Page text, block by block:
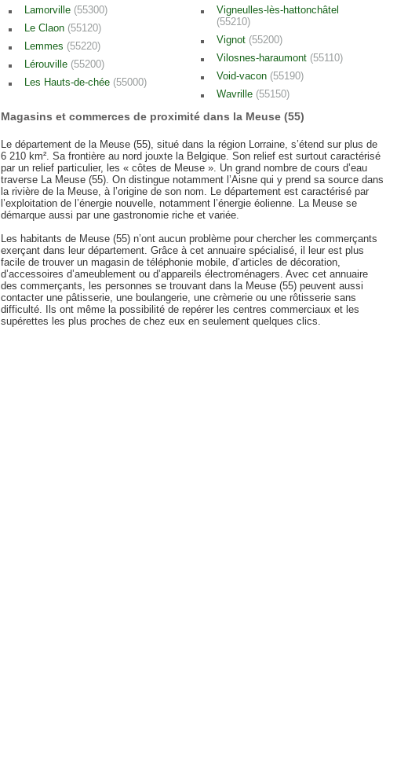
Lamorville (55300)
Le Claon (55120)
Lemmes (55220)
Lérouville (55200)
Les Hauts-de-chée (55000)
Vigneulles-lès-hattonchâtel
(55210)
Vignot (55200)
Vilosnes-haraumont (55110)
Void-vacon (55190)
Wavrille (55150)
Magasins et commerces de proximité dans la Meuse (55)
Le département de la Meuse (55), situé dans la région Lorraine, s’étend sur plus de
6 210 km². Sa frontière au nord jouxte la Belgique. Son relief est surtout caractérisé
par un relief particulier, les « côtes de Meuse ». Un grand nombre de cours d’eau
traverse La Meuse (55). On distingue notamment l’Aisne qui y prend sa source dans
la rivière de la Meuse, à l’origine de son nom. Le département est caractérisé par
l’exploitation de l’énergie nouvelle, notamment l’énergie éolienne. La Meuse se
démarque aussi par une gastronomie riche et variée.
Les habitants de Meuse (55) n’ont aucun problème pour chercher les commerçants
exerçant dans leur département. Grâce à cet annuaire spécialisé, il leur est plus
facile de trouver un magasin de téléphonie mobile, d’articles de décoration,
d’accessoires d’ameublement ou d’appareils électroménagers. Avec cet annuaire
des commerçants, les personnes se trouvant dans la Meuse (55) peuvent aussi
contacter une pâtisserie, une boulangerie, une crèmerie ou une rôtisserie sans
difficulté. Ils ont même la possibilité de repérer les centres commerciaux et les
supérettes les plus proches de chez eux en seulement quelques clics.